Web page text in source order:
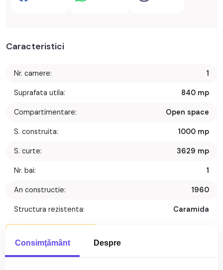
Caracteristici
Nr. camere: 1
Suprafata utila: 840 mp
Compartimentare: Open space
S. construita: 1000 mp
S. curte: 3629 mp
Nr. bai: 1
An constructie: 1960
Structura rezistenta: Caramida
Consimţământ Despre